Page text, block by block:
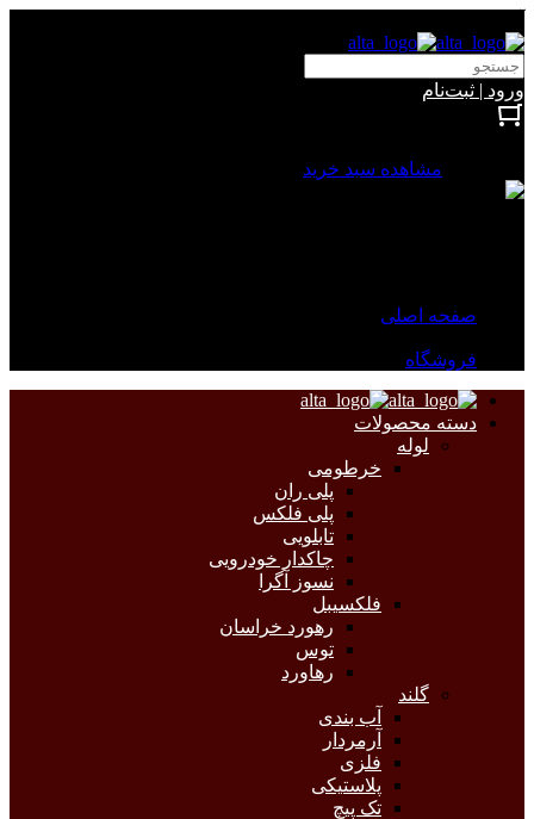
ورود | ثبت‌نام
مشاهده سبد خرید
صفحه اصلی
فروشگاه
دسته محصولات
لوله
خرطومی
پلی ران
پلی فلکس
تابلویی
چاکدار خودرویی
نسوز آگرا
فلکسیبل
رهورد خراسان
توس
رهاورد
گلند
آب بندی
آرمردار
فلزی
پلاستیکی
تک پیچ